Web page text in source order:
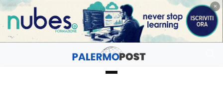
PUBBLICITÀ ×